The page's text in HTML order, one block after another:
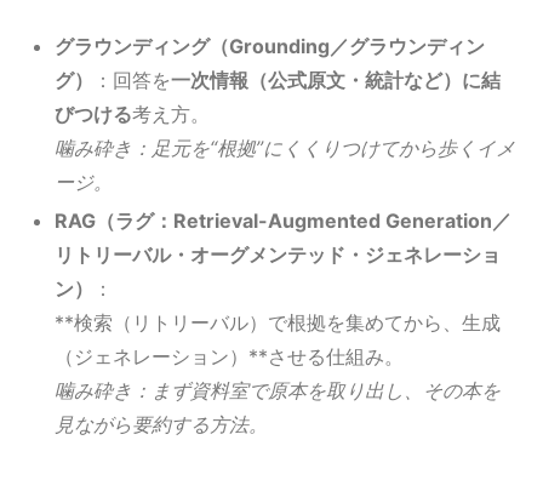
グラウンディング（Grounding／グラウンディン
グ）
：回答を一次情報（公式原文・統計など）に結
びつける考え方。
噛み砕き：足元を“根拠”にくくりつけてから歩くイメ
ージ。
RAG（ラグ：Retrieval-Augmented Generation／
リトリーバル・オーグメンテッド・ジェネレーショ
ン）
：
**検索（リトリーバル）で根拠を集めてから、生成
（ジェネレーション）**させる仕組み。
噛み砕き：まず資料室で原本を取り出し、その本を
見ながら要約する方法。